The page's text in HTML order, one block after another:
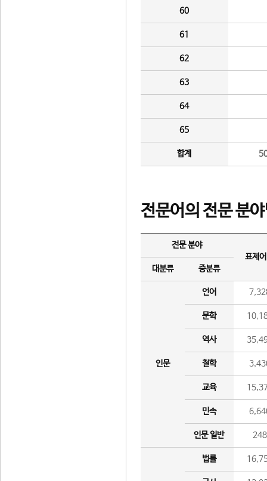
60
61
62
63
64
65
합계
전문어의 전문 분
전문 분야
표제
대분류
중분류
인문
언어
문학
역사
철학
교육
민속
인문 일반 248
법률